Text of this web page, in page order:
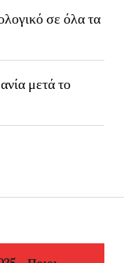
σε όλα τα
μετά το